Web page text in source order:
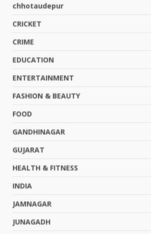
chhotaudepur
CRICKET
CRIME
EDUCATION
ENTERTAINMENT
FASHION & BEAUTY
FOOD
GANDHINAGAR
GUJARAT
HEALTH & FITNESS
INDIA
JAMNAGAR
JUNAGADH